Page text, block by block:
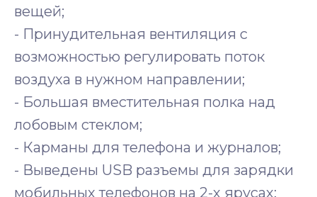
вещей;
- Принудительная вентиляция с
возможностью регулировать поток
воздуха в нужном направлении;
- Большая вместительная полка над
лобовым стеклом;
- Карманы для телефона и журналов;
- Выведены USB разъемы для зарядки
мобильных телефонов на 2-х ярусах;